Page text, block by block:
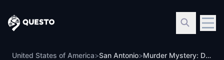
Questo
United States of America>San Antonio> Murder Mystery: Death in the Shadows in King William, San Antonio